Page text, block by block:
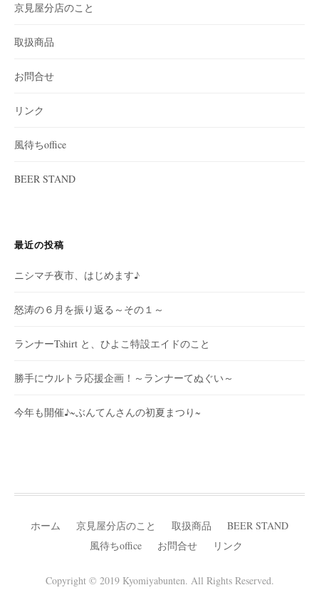
京見屋分店のこと
取扱商品
お問合せ
リンク
風待ちoffice
BEER STAND
最近の投稿
ニシマチ夜市、はじめます♪
怒涛の６月を振り返る～その１～
ランナーTshirt と、ひよこ特設エイドのこと
勝手にウルトラ応援企画！～ランナーてぬぐい～
今年も開催♪~ぶんてんさんの初夏まつり~
ホーム 京見屋分店のこと 取扱商品
BEER STAND
風待ちoffice
お問合せ リンク
Copyright © 2019 Kyomiyabunten. All Rights Reserved.